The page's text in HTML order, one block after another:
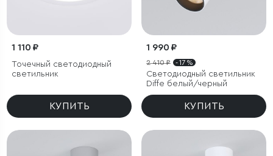
1 110 ₽
Точечный светодиодный
светильник
КУПИТЬ
1 990 ₽
2 410 ₽ - 17 %
Светодиодный светильник
Diffe белый/черный
КУПИТЬ